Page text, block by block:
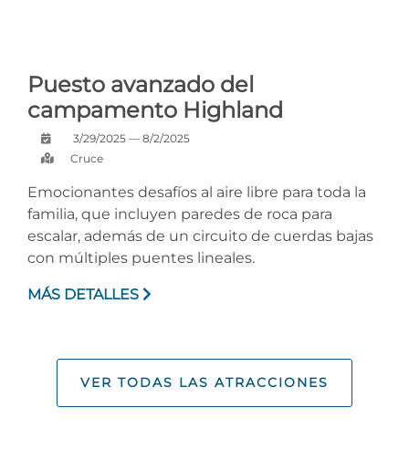
Puesto avanzado del
campamento Highland
3/29/2025 — 8/2/2025
Cruce
Emocionantes desafíos al aire libre para toda la
familia, que incluyen paredes de roca para
escalar, además de un circuito de cuerdas bajas
con múltiples puentes lineales.
MÁS DETALLES
VER TODAS LAS ATRACCIONES